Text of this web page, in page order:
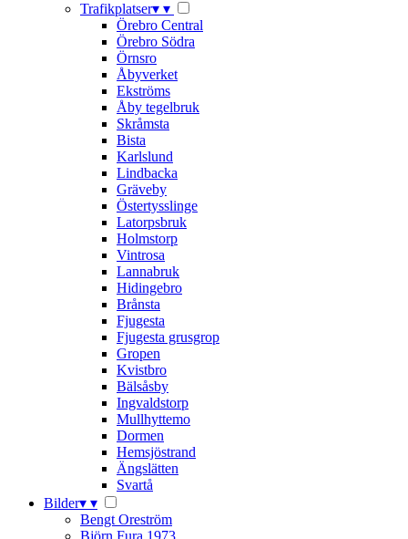
Trafikplatser▾ ▾
Örebro Central
Örebro Södra
Örnsro
Åbyverket
Ekströms
Åby tegelbruk
Skråmsta
Bista
Karlslund
Lindbacka
Gräveby
Östertysslinge
Latorpsbruk
Holmstorp
Vintrosa
Lannabruk
Hidingebro
Brånsta
Fjugesta
Fjugesta grusgrop
Gropen
Kvistbro
Bälsåsby
Ingvaldstorp
Mullhyttemo
Dormen
Hemsjöstrand
Ängslätten
Svartå
Bilder▾ ▾
Bengt Oreström
Björn Fura 1973